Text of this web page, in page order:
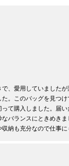
、愛用していました
。このバッグを見つ
て購入しました。届
バランスにときめき